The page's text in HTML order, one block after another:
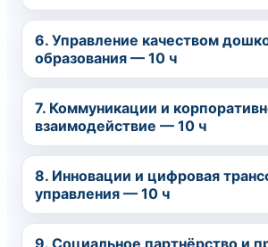
6. Управление качеством
образования — 10 ч
7. Коммуникации и
взаимодействие — 10 ч
8. Инновации и цифровая
управления — 10 ч
9. Социальное партнёрство и